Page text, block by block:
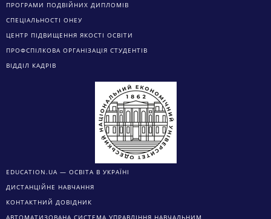
ПРОГРАМИ ПОДВІЙНИХ ДИПЛОМІВ
СПЕЦІАЛЬНОСТІ ОНЕУ
ЦЕНТР ПІДВИЩЕННЯ ЯКОСТІ ОСВІТИ
ПРОФСПІЛКОВА ОРГАНІЗАЦІЯ СТУДЕНТІВ
ВІДДІЛ КАДРІВ
EDUCATION.UA — ОСВІТА В УКРАЇНІ
ДИСТАНЦІЙНЕ НАВЧАННЯ
КОНТАКТНИЙ ДОВІДНИК